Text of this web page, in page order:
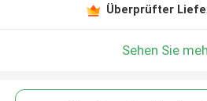
Überprüfter
Sehen Sie